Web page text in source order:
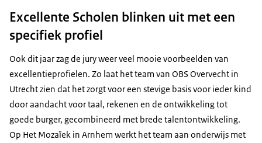
Excellente Scholen blinken uit met een
specifiek profiel
Ook dit jaar zag de jury weer veel mooie voorbeelden van
excellentieprofielen. Zo laat het team van OBS Overvecht in
Utrecht zien dat het zorgt voor een stevige basis voor ieder kind
door aandacht voor taal, rekenen en de ontwikkeling tot
goede burger, gecombineerd met brede talentontwikkeling.
Op Het Mozaїek in Arnhem werkt het team aan onderwijs met